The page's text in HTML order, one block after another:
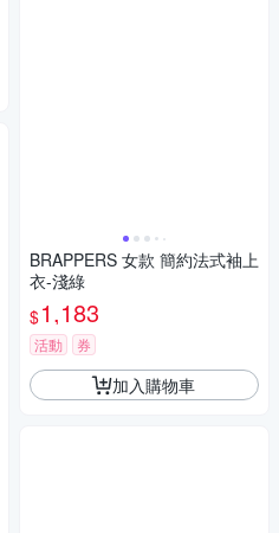
BRAPPERS 女款 簡約法式袖上
衣-淺綠
$1,183
活動 券
加入購物車